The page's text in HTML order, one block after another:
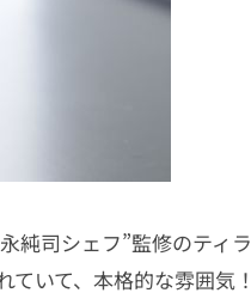
純司シェフ”監修のティラ
いて、本格的な雰囲気！